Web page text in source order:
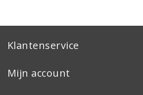
Klantenservice
Mijn account